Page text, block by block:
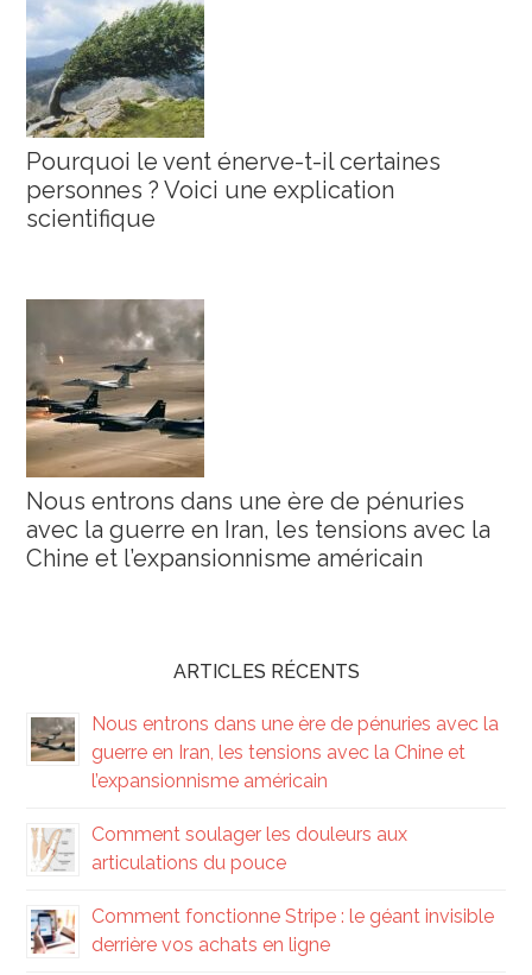
Pourquoi le vent énerve-t-il certaines
personnes ? Voici une explication
scientifique
Nous entrons dans une ère de pénuries
avec la guerre en Iran, les tensions avec la
Chine et l’expansionnisme américain
ARTICLES RÉCENTS
Nous entrons dans une ère de pénuries avec la
guerre en Iran, les tensions avec la Chine et
l’expansionnisme américain
Comment soulager les douleurs aux
articulations du pouce
Comment fonctionne Stripe : le géant invisible
derrière vos achats en ligne